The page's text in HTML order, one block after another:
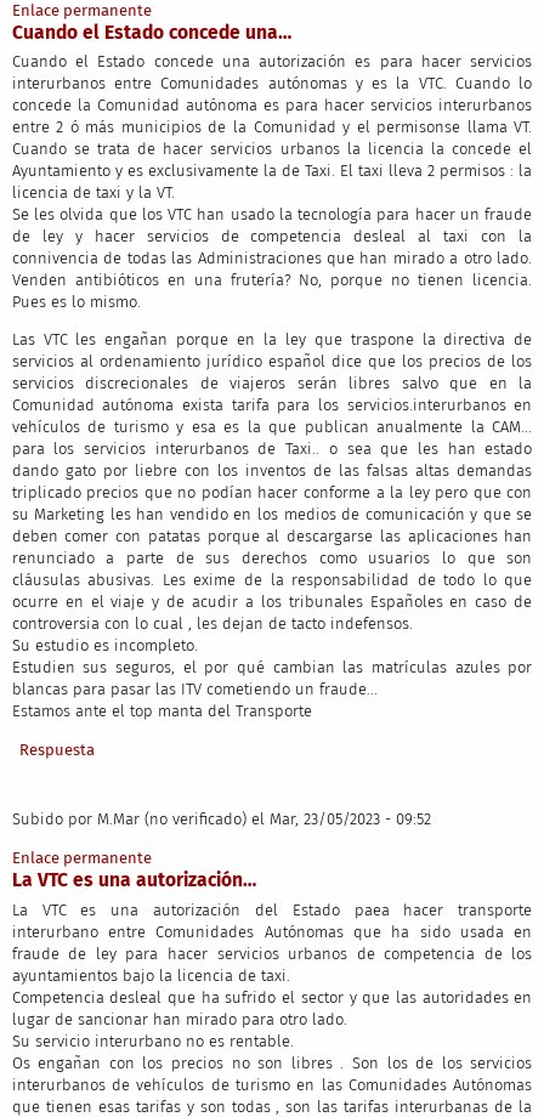
Enlace permanente
Cuando el Estado concede una…
Cuando el Estado concede una autorización es para hacer servicios
interurbanos entre Comunidades autónomas y es la VTC. Cuando lo
concede la Comunidad autónoma es para hacer servicios interurbanos
entre 2 ó más municipios de la Comunidad y el permisonse llama VT.
Cuando se trata de hacer servicios urbanos la licencia la concede el
Ayuntamiento y es exclusivamente la de Taxi. El taxi lleva 2 permisos : la
licencia de taxi y la VT.
Se les olvida que los VTC han usado la tecnología para hacer un fraude
de ley y hacer servicios de competencia desleal al taxi con la
connivencia de todas las Administraciones que han mirado a otro lado.
Venden antibióticos en una frutería? No, porque no tienen licencia.
Pues es lo mismo.
Las VTC les engañan porque en la ley que traspone la directiva de
servicios al ordenamiento jurídico español dice que los precios de los
servicios discrecionales de viajeros serán libres salvo que en la
Comunidad autónoma exista tarifa para los servicios.interurbanos en
vehículos de turismo y esa es la que publican anualmente la CAM...
para los servicios interurbanos de Taxi.. o sea que les han estado
dando gato por liebre con los inventos de las falsas altas demandas
triplicado precios que no podían hacer conforme a la ley pero que con
su Marketing les han vendido en los medios de comunicación y que se
deben comer con patatas porque al descargarse las aplicaciones han
renunciado a parte de sus derechos como usuarios lo que son
cláusulas abusivas. Les exime de la responsabilidad de todo lo que
ocurre en el viaje y de acudir a los tribunales Españoles en caso de
controversia con lo cual , les dejan de tacto indefensos.
Su estudio es incompleto.
Estudien sus seguros, el por qué cambian las matrículas azules por
blancas para pasar las ITV cometiendo un fraude...
Estamos ante el top manta del Transporte
Respuesta
Subido por M.Mar (no verificado) el Mar, 23/05/2023 - 09:52
Enlace permanente
La VTC es una autorización…
La VTC es una autorización del Estado paea hacer transporte
interurbano entre Comunidades Autónomas que ha sido usada en
fraude de ley para hacer servicios urbanos de competencia de los
ayuntamientos bajo la licencia de taxi.
Competencia desleal que ha sufrido el sector y que las autoridades en
lugar de sancionar han mirado para otro lado.
Su servicio interurbano no es rentable.
Os engañan con los precios no son libres . Son los de los servicios
interurbanos de vehículos de turismo en las Comunidades Autónomas
que tienen esas tarifas y son todas , son las tarifas interurbanas de la